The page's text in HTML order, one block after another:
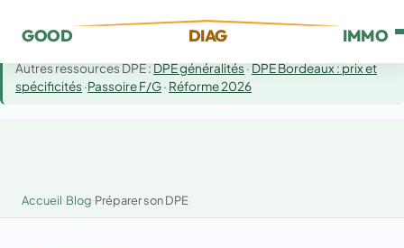
GOOD DIAG IMMO
Cette page :
Préparer son rendez-vous DPE — documents et
Autres ressources DPE :DPE généralités·DPE Bordeaux : prix et
spécificités ·Passoire F/G· Réforme 2026
Accueil Blog Préparer son DPE